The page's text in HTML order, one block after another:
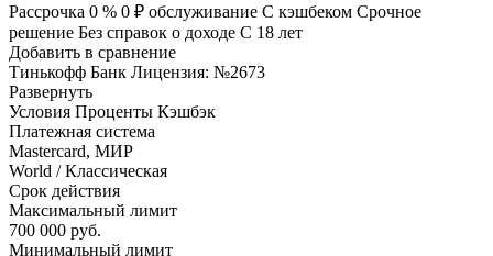
Рассрочка 0 % 0 ₽ обслуживание С кэшбеком Срочное
решение Без справок о доходе С 18 лет
Добавить в сравнение
Тинькофф Банк Лицензия: №2673
Развернуть
Условия Проценты Кэшбэк
Платежная система
Mastercard, МИР
World / Классическая
Срок действия
Максимальный лимит
700 000 руб.
Минимальный лимит